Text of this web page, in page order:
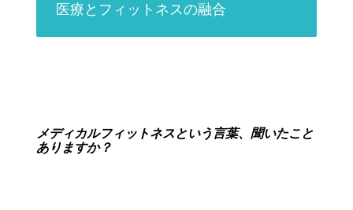
医療とフィットネスの融合
メディカルフィットネスという言葉、聞いたこと
ありますか？